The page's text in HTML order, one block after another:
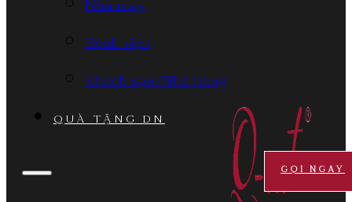
Nhà máy
Bệnh viện
Khách sạn/Nhà hàng
QUÀ TẶNG DN
GỌI NGAY